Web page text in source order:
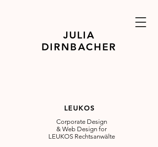
JULIA
DIRNBACHER
LEUKOS
Corporate Design
& Web Design for
LEUKOS Rechtsanwälte